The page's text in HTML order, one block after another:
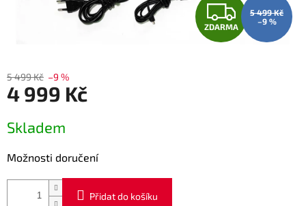
Z
D
ZDARMA
5 499 Kč
–9 %
5 499 Kč –9 %
4 999 Kč
cena:
Skladem
Možnosti doručení
Přidat do košíku